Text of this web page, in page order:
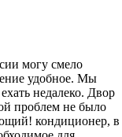
могу смело
удобное. Мы
недалеко. Двор
проблем не было
кондиционер, в